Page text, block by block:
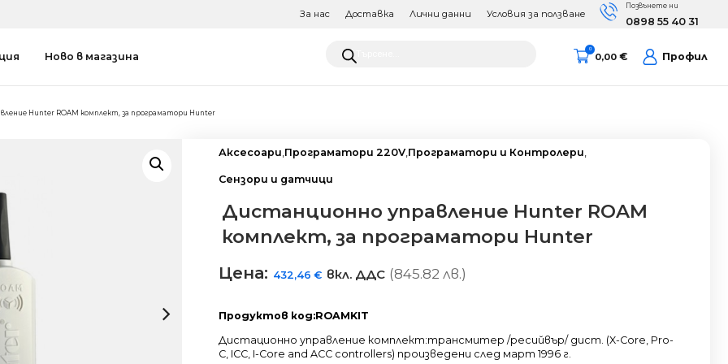
За нас Доставка Лични данни Условия за ползване
Позвънете ни
0898 55 40 31
Ново в магазина
Products
search
0,00€
0
Профил
Hunter ROAM комплект, за програматори Hunter
Аксесоари,Програматори 220V,Програматори и Контролери,
Сензори и датчици
Дистанционно управление Hunter ROAM
комплект, за програматори Hunter
Цена: 432,46 € вкл. ДДС (845.82 лв.)
Продуктов код:ROAMKIT
Дистационно управление комплект:трансмитер /ресийвър/ дист. (X-Core, Pro-
C, ICC, I-Core and ACC controllers) произведени след март 1996 г.